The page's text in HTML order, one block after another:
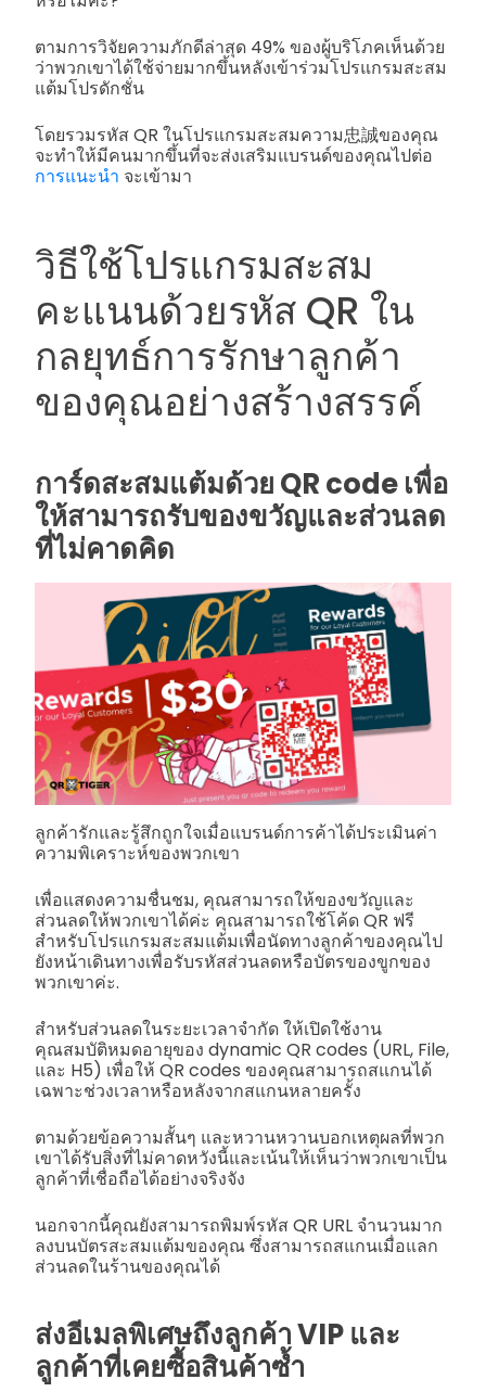
ตามการวิจัยความภักดีล่าสุด 49% ของผู้บริโภคเห็นด้วย
ว่าพวกเขาได้ใช้จ่ายมากขึ้นหลังเข้าร่วมโปรแกรมสะสม
แต้มโปรดักชั่น
โดยรวมรหัส QR ในโปรแกรมสะสมความ忠誠ของคุณ
จะทำให้มีคนมากขึ้นที่จะส่งเสริมแบรนด์ของคุณไปต่อ
การแนะนำ จะเข้ามา
วิธีใช้โปรแกรมสะสม
คะแนนด้วยรหัส QR ใน
กลยุทธ์การรักษาลูกค้า
ของคุณอย่างสร้างสรรค์
การ์ดสะสมแต้มด้วย QR code เพื่อ
ให้สามารถรับของขวัญและส่วนลด
ที่ไม่คาดคิด
ลูกค้ารักและรู้สึกถูกใจเมื่อแบรนด์การค้าได้ประเมินค่า
ความพิเคราะห์ของพวกเขา
เพื่อแสดงความชื่นชม, คุณสามารถให้ของขวัญและ
ส่วนลดให้พวกเขาได้ค่ะ คุณสามารถใช้โค้ด QR ฟรี
สำหรับโปรแกรมสะสมแต้มเพื่อนัดทางลูกค้าของคุณไป
ยังหน้าเดินทางเพื่อรับรหัสส่วนลดหรือบัตรของขูกของ
พวกเขาค่ะ.
สำหรับส่วนลดในระยะเวลาจำกัด ให้เปิดใช้งาน
คุณสมบัติหมดอายุของ dynamic QR codes (URL, File,
และ H5) เพื่อให้ QR codes ของคุณสามารถสแกนได้
เฉพาะช่วงเวลาหรือหลังจากสแกนหลายครั้ง
ตามด้วยข้อความสั้นๆ และหวานหวานบอกเหตุผลที่พวก
เขาได้รับสิ่งที่ไม่คาดหวังนี้และเน้นให้เห็นว่าพวกเขาเป็น
ลูกค้าที่เชื่อถือได้อย่างจริงจัง
นอกจากนี้คุณยังสามารถพิมพ์รหัส QR URL จำนวนมาก
ลงบนบัตรสะสมแต้มของคุณ ซึ่งสามารถสแกนเมื่อแลก
ส่วนลดในร้านของคุณได้
ส่งอีเมลพิเศษถึงลูกค้า VIP และ
ลูกค้าที่เคยซื้อสินค้าซ้ำ